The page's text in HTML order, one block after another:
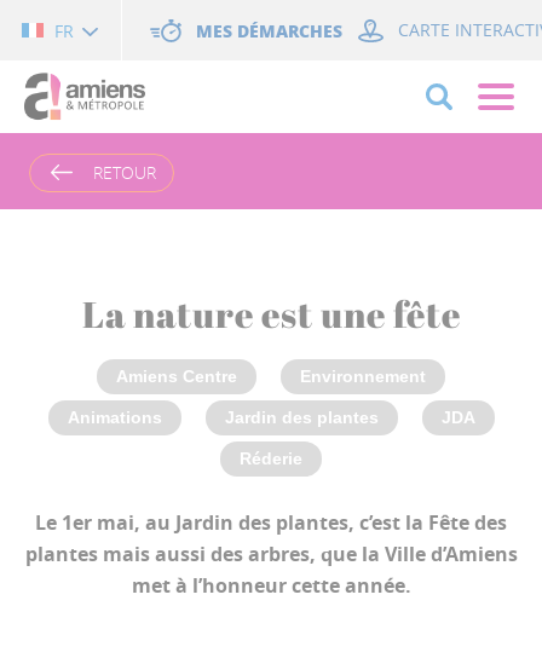
FR MES DÉMARCHES CARTE
RETOUR
La nature est une fête
Amiens Centre Environnement
Animations Jardin des plantes JDA
Réderie
Le 1er mai, au Jardin des plantes, c’est la Fête des
plantes mais aussi des arbres, que la Ville d’Amiens
met à l’honneur cette année.